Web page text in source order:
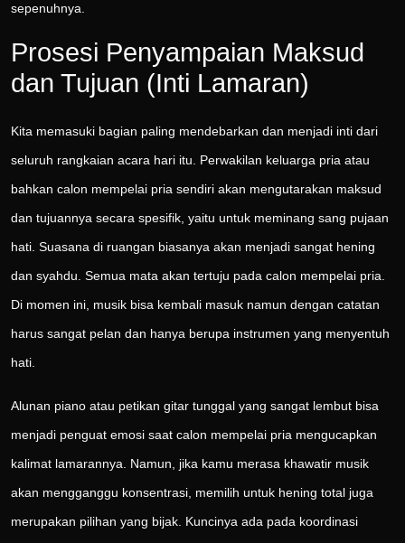
sepenuhnya.
Prosesi Penyampaian Maksud
dan Tujuan (Inti Lamaran)
Kita memasuki bagian paling mendebarkan dan menjadi inti dari
seluruh rangkaian acara hari itu. Perwakilan keluarga pria atau
bahkan calon mempelai pria sendiri akan mengutarakan maksud
dan tujuannya secara spesifik, yaitu untuk meminang sang pujaan
hati. Suasana di ruangan biasanya akan menjadi sangat hening
dan syahdu. Semua mata akan tertuju pada calon mempelai pria.
Di momen ini, musik bisa kembali masuk namun dengan catatan
harus sangat pelan dan hanya berupa instrumen yang menyentuh
hati.
Alunan piano atau petikan gitar tunggal yang sangat lembut bisa
menjadi penguat emosi saat calon mempelai pria mengucapkan
kalimat lamarannya. Namun, jika kamu merasa khawatir musik
akan mengganggu konsentrasi, memilih untuk hening total juga
merupakan pilihan yang bijak. Kuncinya ada pada koordinasi